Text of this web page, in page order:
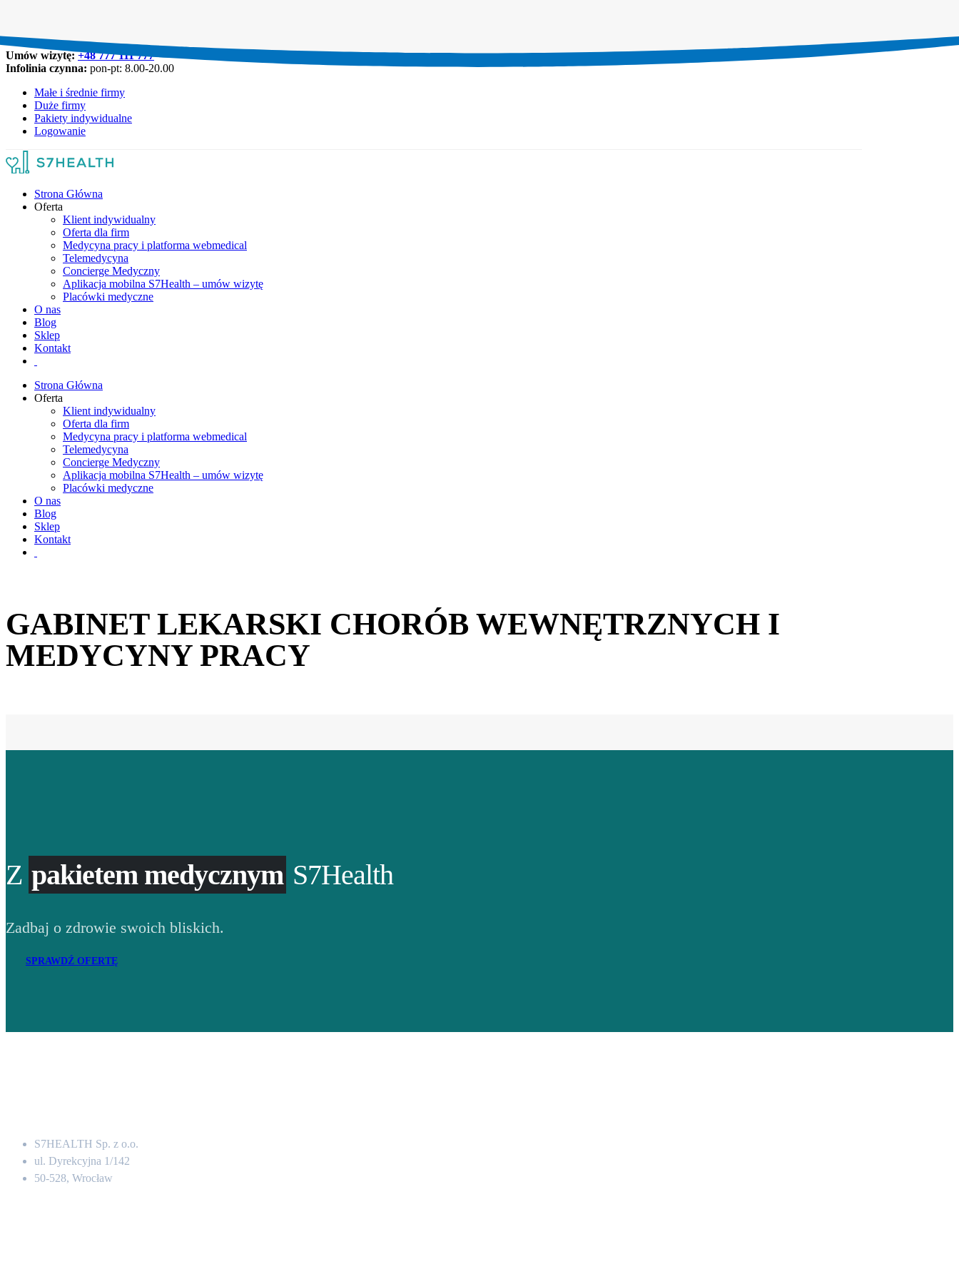
Umów wizytę:+48 777 111 777
Infolinia czynna: pon-pt: 8.00-20.00
Małe i średnie firmy
Duże firmy
Pakiety indywidualne
Logowanie
Strona Główna
Oferta
Klient indywidualny
Oferta dla firm
Medycyna pracy i platforma webmedical
Telemedycyna
Concierge Medyczny
Aplikacja mobilna S7Health – umów wizytę
Placówki medyczne
O nas
Blog
Sklep
Kontakt
Strona Główna
Oferta
Klient indywidualny
Oferta dla firm
Medycyna pracy i platforma webmedical
Telemedycyna
Concierge Medyczny
Aplikacja mobilna S7Health – umów wizytę
Placówki medyczne
O nas
Blog
Sklep
Kontakt
GABINET LEKARSKI CHORÓB WEWNĘTRZNYCH I
MEDYCYNY PRACY
Z pakietem medycznym S7Health
Zadbaj o zdrowie swoich bliskich.
SPRAWDŹ OFERTĘ
S7HEALTH Sp. z o.o.
ul. Dyrekcyjna 1/142
50-528, Wrocław